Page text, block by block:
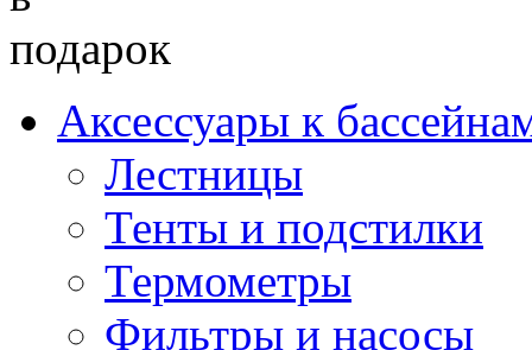
Аксессуары к
Лестницы
Тенты и подстилки
Термометры
Фильтры и насосы